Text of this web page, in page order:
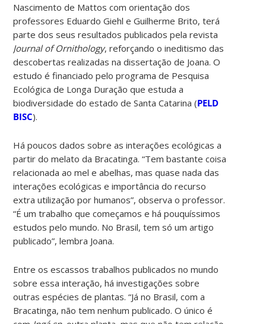
Nascimento de Mattos com orientação dos
professores Eduardo Giehl e Guilherme Brito, terá
parte dos seus resultados publicados pela revista
Journal of Ornithology, reforçando o ineditismo das
descobertas realizadas na dissertação de Joana. O
estudo é financiado pelo programa de Pesquisa
Ecológica de Longa Duração que estuda a
biodiversidade do estado de Santa Catarina (PELD
BISC).
Há poucos dados sobre as interações ecológicas a
partir do melato da Bracatinga. “Tem bastante coisa
relacionada ao mel e abelhas, mas quase nada das
interações ecológicas e importância do recurso
extra utilização por humanos”, observa o professor.
“É um trabalho que começamos e há pouquíssimos
estudos pelo mundo. No Brasil, tem só um artigo
publicado”, lembra Joana.
Entre os escassos trabalhos publicados no mundo
sobre essa interação, há investigações sobre
outras espécies de plantas. “Já no Brasil, com a
Bracatinga, não tem nenhum publicado. O único é